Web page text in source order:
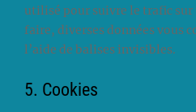
utilisé pour suivre le trafic sur
faire, diverses données vous
l’aide de balises invisibles.
5. Cookies